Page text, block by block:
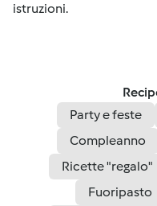
istruzioni.
Party e feste
Compleanno
Ricette "regalo"
Fuoripasto